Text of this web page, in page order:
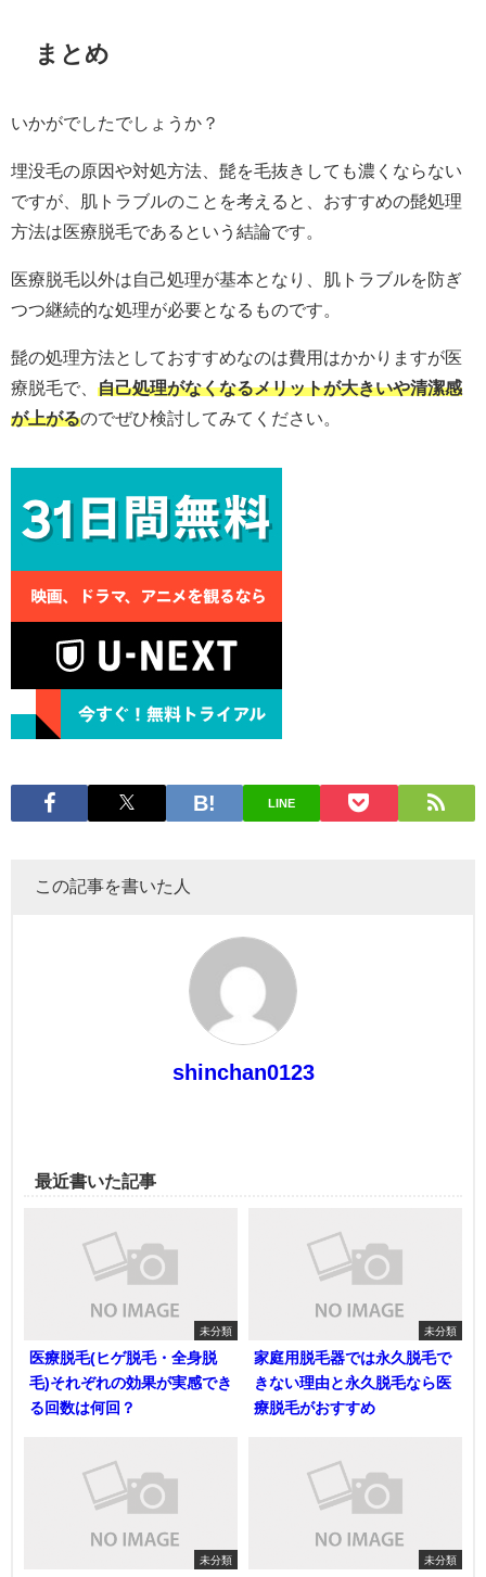
まとめ
いかがでしたでしょうか？
埋没毛の原因や対処方法、髭を毛抜きしても濃くならない
ですが、肌トラブルのことを考えると、おすすめの髭処理
方法は医療脱毛であるという結論です。
医療脱毛以外は自己処理が基本となり、肌トラブルを防ぎ
つつ継続的な処理が必要となるものです。
髭の処理方法としておすすめなのは費用はかかりますが医
療脱毛で、 自己処理がなくなるメリットが大きいや清潔感
が上がるのでぜひ検討してみてください。
LINE
この記事を書いた人
shinchan0123
最近書いた記事
未分類
医療脱毛(ヒゲ脱毛・全身脱
毛)それぞれの効果が実感でき
る回数は何回？
未分類
家庭用脱毛器では永久脱毛で
きない理由と永久脱毛なら医
療脱毛がおすすめ
未分類 未分類